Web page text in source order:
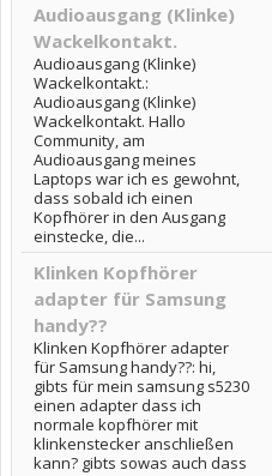
Audioausgang (Klinke)
Wackelkontakt.
Audioausgang (Klinke)
Wackelkontakt.:
Audioausgang (Klinke)
Wackelkontakt. Hallo
Community, am
Audioausgang meines
Laptops war ich es gewohnt,
dass sobald ich einen
Kopfhörer in den Ausgang
einstecke, die...
Klinken Kopfhörer
adapter für Samsung
handy??
Klinken Kopfhörer adapter
für Samsung handy??: hi,
gibts für mein samsung s5230
einen adapter dass ich
normale kopfhörer mit
klinkenstecker anschließen
kann? gibts sowas auch dass